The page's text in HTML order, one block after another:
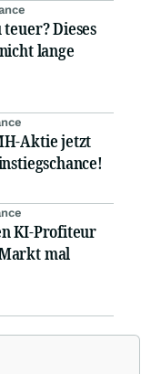
Dieses
lange
Aktie jetzt
KI-Profiteur
mal